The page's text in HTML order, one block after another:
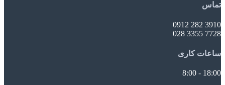
تماس
3910 282 0912
7728 3355 028
ساعات کاری
18:00 - 8:00